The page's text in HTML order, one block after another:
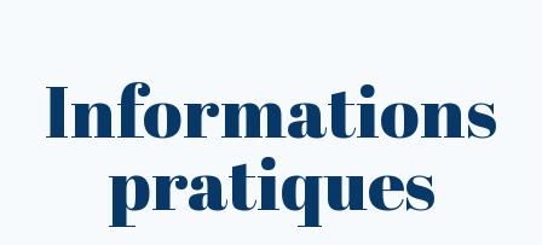
Informations
pratiques